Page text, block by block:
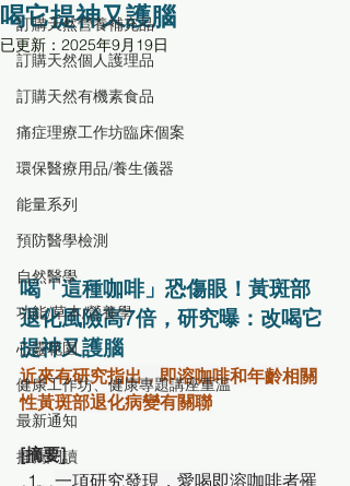
訂購天然營養補充品
訂購天然個人護理品
訂購天然有機素食品
痛症理療工作坊臨床個案
環保醫療用品/養生儀器
能量系列
預防醫學檢測
自然醫學
功能/草本/營養學
心靈花園
健康工作坊、健康專題講座重温
最新通知
推薦閱讀
喝它提神又護腦
已更新： 2025年9月19日
喝「這種咖啡」恐傷眼！黃斑部
退化風險高7倍，研究曝：改喝它
提神又護腦
近來有研究指出，即溶咖啡和年齡相關
性黃斑部退化病變有關聯
[摘要]
一項研究發現，愛喝即溶咖啡者罹